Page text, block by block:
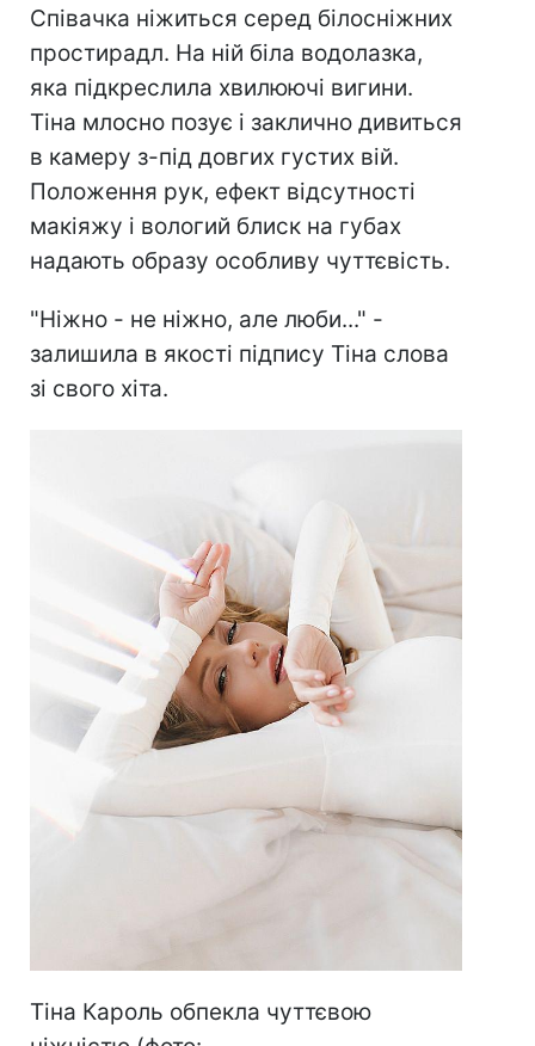
Співачка ніжиться серед білосніжних
простирадл. На ній біла водолазка,
яка підкреслила хвилюючі вигини.
Тіна млосно позує і заклично дивиться
в камеру з-під довгих густих вій.
Положення рук, ефект відсутності
макіяжу і вологий блиск на губах
надають образу особливу чуттєвість.
"Ніжно - не ніжно, але люби..." -
залишила в якості підпису Тіна слова
зі свого хіта.
Тіна Кароль обпекла чуттєвою